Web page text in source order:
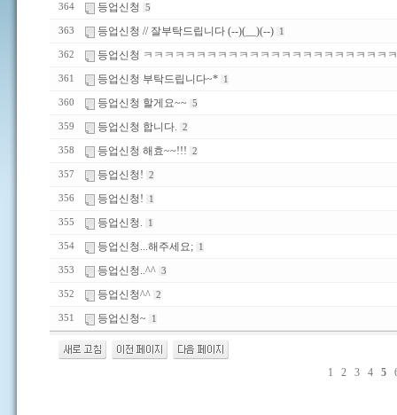
364 등업신청 5
363 등업신청 // 잘부탁드립니다 (--)(__)(--) 1
362 등업신청 ㅋㅋㅋㅋㅋㅋㅋㅋㅋㅋㅋㅋㅋㅋㅋㅋㅋㅋㅋㅋㅋㅋㅋ
361 등업신청 부탁드립니다~* 1
360 등업신청 할게요~~ 5
359 등업신청 합니다. 2
358 등업신청 해효~~!!! 2
357 등업신청! 2
356 등업신청! 1
355 등업신청. 1
354 등업신청...해주세요; 1
353 등업신청..^^ 3
352 등업신청^^ 2
351 등업신청~ 1
1 2 3 4 5